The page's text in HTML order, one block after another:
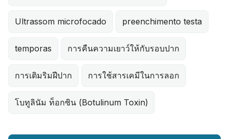
Ultrassom microfocado preenchimento testa
temporas การคืนความเยาว์ให้กับรอบปาก
การเติมริมฝีปาก การใช้สารเคมีในการลอก
โบทูลินัม ท็อกซิน (Botulinum Toxin)